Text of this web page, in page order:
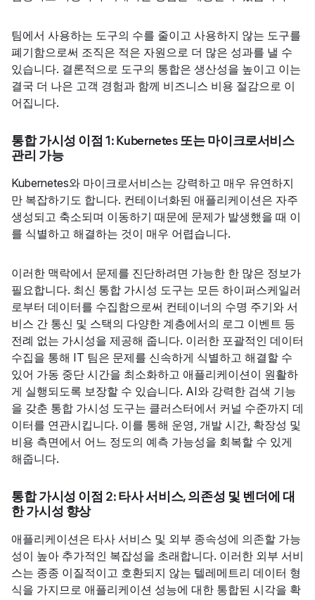
팀에서 사용하는 도구의 수를 줄이고 사용하지 않는 도구를
폐기함으로써 조직은 적은 자원으로 더 많은 성과를 낼 수
있습니다. 결론적으로 도구의 통합은 생산성을 높이고 이는
결국 더 나은 고객 경험과 함께 비즈니스 비용 절감으로 이
어집니다.
통합 가시성 이점 1: Kubernetes 또는 마이크로서비스
관리 가능
Kubernetes와 마이크로서비스는 강력하고 매우 유연하지
만 복잡하기도 합니다. 컨테이너화된 애플리케이션은 자주
생성되고 축소되며 이동하기 때문에 문제가 발생했을 때 이
를 식별하고 해결하는 것이 매우 어렵습니다.
이러한 맥락에서 문제를 진단하려면 가능한 한 많은 정보가
필요합니다. 최신 통합 가시성 도구는 모든 하이퍼스케일러
로부터 데이터를 수집함으로써 컨테이너의 수명 주기와 서
비스 간 통신 및 스택의 다양한 계층에서의 로그 이벤트 등
전례 없는 가시성을 제공해 줍니다. 이러한 포괄적인 데이터
수집을 통해 IT 팀은 문제를 신속하게 식별하고 해결할 수
있어 가동 중단 시간을 최소화하고 애플리케이션이 원활하
게 실행되도록 보장할 수 있습니다. AI와 강력한 검색 기능
을 갖춘 통합 가시성 도구는 클러스터에서 커널 수준까지 데
이터를 연관시킵니다. 이를 통해 운영, 개발 시간, 확장성 및
비용 측면에서 어느 정도의 예측 가능성을 회복할 수 있게
해줍니다.
통합 가시성 이점 2: 타사 서비스, 의존성 및 벤더에 대
한 가시성 향상
애플리케이션은 타사 서비스 및 외부 종속성에 의존할 가능
성이 높아 추가적인 복잡성을 초래합니다. 이러한 외부 서비
스는 종종 이질적이고 호환되지 않는 텔레메트리 데이터 형
식을 가지므로 애플리케이션 성능에 대한 통합된 시각을 확